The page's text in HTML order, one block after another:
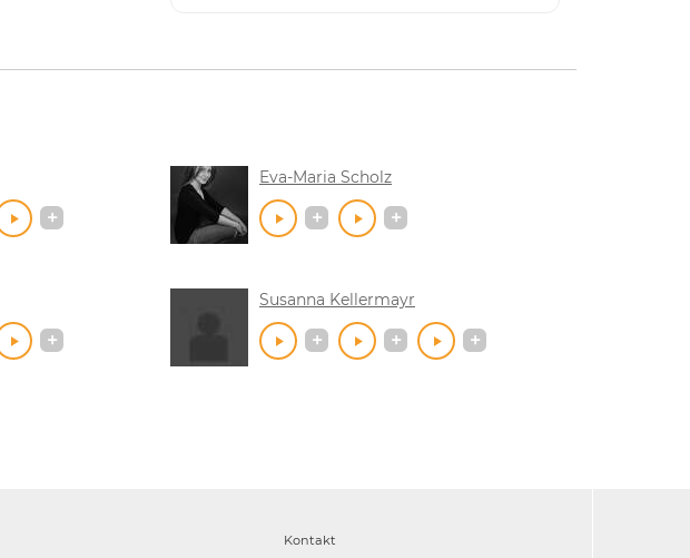
Eva-Maria Scholz
Susanna Kellermayr
Kontakt